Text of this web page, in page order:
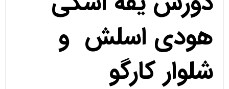
هودی اسلش و
شلوار کارگو